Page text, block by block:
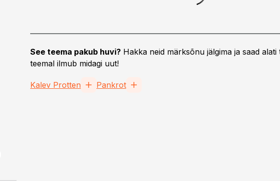
See teema pakub huvi? Hakka neid märksõnu jälgima ja saad
teemal ilmub midagi uut!
Kalev Protten Pankrot